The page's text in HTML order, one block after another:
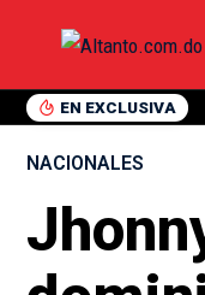
EN EXCLUSIVA
NACIONALES